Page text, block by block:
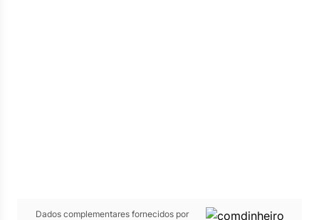
Dados complementares fornecidos por